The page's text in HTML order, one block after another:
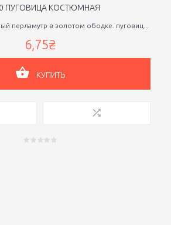
ПУГОВИЦА КОСТЮМНАЯ
перламутр в золотом ободке. пуговиц...
6,75₴
КУПИТЬ